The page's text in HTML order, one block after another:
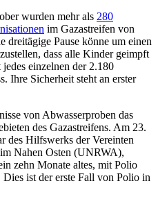
wurden mehr als 280
im Gazastreifen von
dreitägige Pause könne um einen
dass alle Kinder geimpft
einzelnen der 2.180
Ihre Sicherheit steht an erster
von Abwasserproben das
des Gazastreifens. Am 23.
des Hilfswerks der Vereinten
Nahen Osten (UNRWA),
zehn Monate altes, mit Polio
ist der erste Fall von Polio in